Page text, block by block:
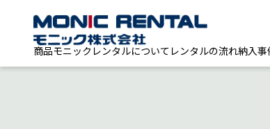
商品モニックレンタルについて レンタルの流れ納入事